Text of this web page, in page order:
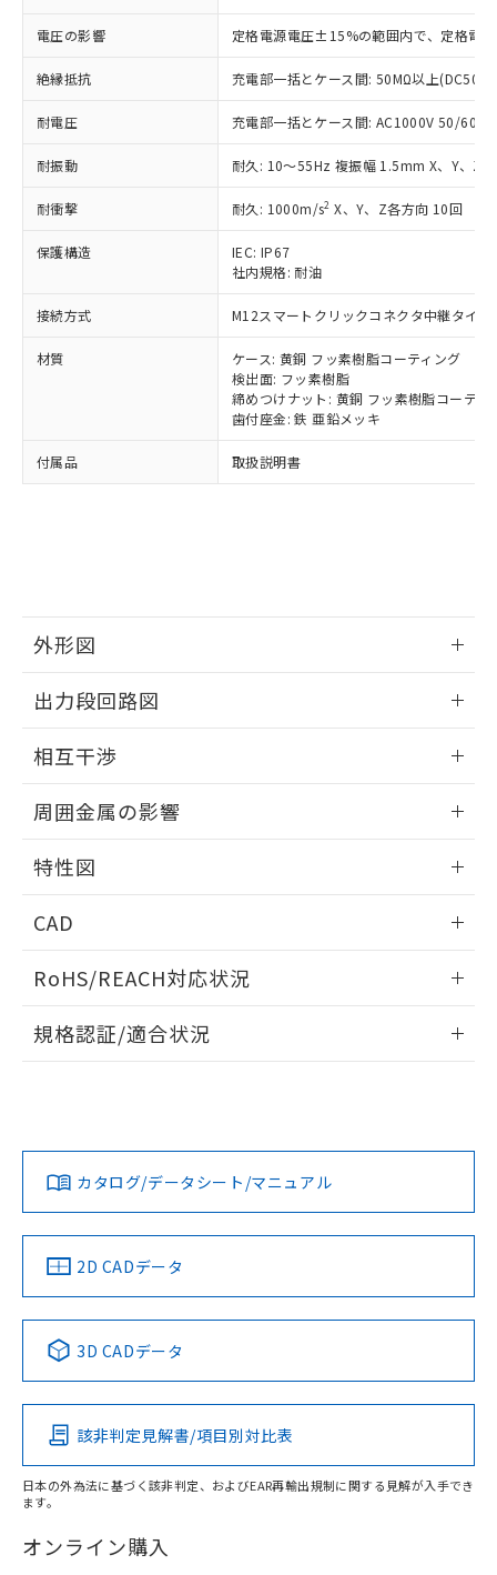
電圧の影響 定格電源電圧±15%の範囲内で、定格電
絶縁抵抗 充電部一括とケース間: 50MΩ以上
耐電圧 充電部一括とケース間: AC1000V 50/
耐振動 耐久: 10～55Hz 複振幅 1.5mm X、Y、Z
耐衝撃 耐久: 1000m/s2 X、Y、Z各方向 10回
保護構造
IEC: IP67
社内規格: 耐油
接続方式 M12スマートクリックコネクタ中継タイ
材質
ケース: 黄銅 フッ素樹脂コーティング
検出面: フッ素樹脂
締めつけナット: 黄銅 フッ素樹脂コーティ
歯付座金: 鉄 亜鉛メッキ
付属品 取扱説明書
外形図
外形図
出力段回路図
出力段回路図
タイムチャート
相互干渉
相互干渉
A: 50mm以上、B: 35mm以上
周囲金属の影響
周囲金属の影響
特性図
検出物体の大きさと材質による影響
CAD
ドすることができます。
ログイン/会員登録
ダウンロードデータをご利用いただく前に、以下を必ずお読
みください。
ソフトウェアの使用条件
RoHS/REACH対応状況
EU RoHS 注意事項・凡例
対応済み
中国 RoHS 注意事項・凡例
Pb Hg Cd Cr(VI)
O
在庫等で未対応品が混在する可能性があります。
規格認証/適合状況
LR型式承認
（イギリス
船舶規格）
DNV型式承認
（ノルウェー
BV型式承認
（フランス
KR型式
（韓国
No No No No
この製品の規格認証/適合状況ページへ
その他の認証はこちらのページからご検索ください
カタログ/データシート/マニュアル
2D CADデータ
3D CADデータ
該非判定見解書/項目別対比表
日本の外為法に基づく該非判定、およびEAR再輸出規制に関する見解が入手でき
ます。
オンライン購入
在庫状況および標準価格照会結果は、
記載している更新日時点での社内デー
タに基づき作成されるものであり、閲
覧された時点での実際の在庫および標
準価格とは異なる場合があることをご
了承ください。
正式な納期状況および標準価格はお客
様のお取引先、またはお客様担当のオ
ムロン制御機器販売店・当社販売員に
ご相談ください。
オムロン制御機器販売店や当社販売拠
販売ネットワーク
在庫状況および標準価格結果を当社の
事前の承諾なく第三者に漏洩または開
示しないようお願いします。
マイパーツ機能（部品リスト作成サー
ビス）をご利用いただくには、I-Web
メンバーズにご登録されている必要が
お客様が当ウェブサイト上で当社にご
※当社の共同利用者とは、"個人情報
用者の範囲」に記載されている法人を
指します。
*EU RoHS指令（10物質）：
鉛(Pb) 1000ppm以下、 水銀(Hg) 1000ppm以下、 カド
ミウム(Cd) 100ppm以下、
六価クロム(Cr(Ⅵ)) 1000ppm以下、ポリ臭化ビフェニル
類(PBB) 1000ppm以下、ポリ臭化ジフェニルエーテル類
ルベンジル（BBP） 1000ppm以下、フタル酸ジブチル
（DBP） 1000ppm以下、フタル酸ジイソブチル
但し、RoHS指令で産業用監視および制御機器に対する
フタル酸エステル類の４物質については閾値を超える意
図的な使用がないことを確認しています。
部品在庫の切り替え状況などにより、予定
月が前後することがあります。
EU RoHS指令（10物質）の非含有証明書
51物質の非含有証明書（当社基準）
ものではありません。
また、RoHS指令のフタル酸エステル類４
物質の対応では、対応完了までの期間は出
荷製品に未対応品が混在することから備考
欄に対応日を記載しておりました。
既に当社にて対応品への在庫切替を完了
り、2022年1月12日より割愛しておりま
す。
い合わせください。
*中国RoHS10物質の基準値 (GB/T26572)：
Pb(鉛) :1000ppm、 Hg(水銀) : 1000ppm、 Cd(カドミウ
Cr(Ⅵ)(六価クロム) : 1000ppm、 PBBs(ポリ臭化ビフェ
ニル類) : 1000ppm、 PBDEs(ポリ臭化ジフェニルエーテ
DBP(フタル酸ジブチル) : 1000ppm、 DIBP(フタル酸ジ
イソブチル) : 1000ppm、 BBP(フタル酸ブチルベンジ
※2 環境保護使用期限
「ｅ」：有害物質（10物質）のすべてが基
準値以下であることを示します。
「10」：通常の使用状況下において有害物
質が外部に漏えいし、環境に深刻な影響を
及ぼさない年数を意味します。
「－」：未確認です。当社販売部門へお問
い合わせください。
為替および外国貿易法に定める商品
（以下｢規制貨物等」という）を輸出
または国外への提供する場合は、日本
国政府の輸出許可(または役務取引許
可)を取得するなどの必要な手続きを
当社は規制貨物を破棄する場合は、完
全に破砕するなど、違法に輸出されな
いよう必要な手段を講じます。
当社は貴社製品を、核兵器、ミサイ
ル、化学兵器、生物兵器またはその他
武器並びにこれらの製造装置等に一切
使用いたしません。
当社は、貴社製品を第三者に販売する
場合は、上記1、2および3の内容を当
該第三者に通知します。また当社は、
販売先および販売に係わる関係者が違
法に輸出するおそれがある場合は、取
り引きをいたしません。
一定数以上の在庫あり
一定数には満たないが在庫あり
在庫なし(最新の在庫状況につ
いては、お客様のお取引先、ま
たはお客様担当のオムロン制御
機器販売店・当社販売員にご確
認ください)
受注生産機種、また在庫状況の
情報を公開していない機種